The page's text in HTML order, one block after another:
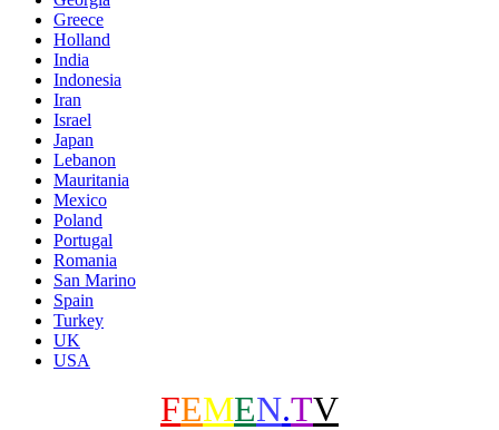
Greece
Holland
India
Indonesia
Iran
Israel
Japan
Lebanon
Mauritania
Mexico
Poland
Portugal
Romania
San Marino
Spain
Turkey
UK
USA
FEMEN.TV